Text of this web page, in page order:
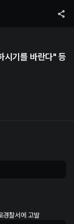
시기를 바란다" 등
경찰서에 고발